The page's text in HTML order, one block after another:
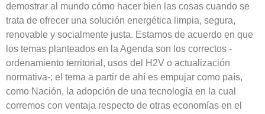
demostrar al mundo cómo hacer bien las cosas cuando se
trata de ofrecer una solución energética limpia, segura,
renovable y socialmente justa. Estamos de acuerdo en que
los temas planteados en la Agenda son los correctos -
ordenamiento territorial, usos del H2V o actualización
normativa-; el tema a partir de ahí es empujar como país,
como Nación, la adopción de una tecnología en la cual
corremos con ventaja respecto de otras economías en el